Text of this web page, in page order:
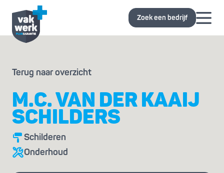
Zoek een bedrijf
Terug naar overzicht
M.C. VAN DER KAAIJ
SCHILDERS
Schilderen
Onderhoud